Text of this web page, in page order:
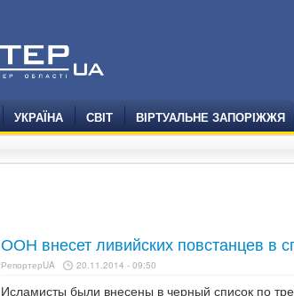
УКРАЇНА СВІТ ВІРТУАЛЬНЕ ЗАПОРІЖЖЯ
ООН внесет ливийских повстанцев в
РепортерUA 20.11.2014 - 09:50
Исламисты были внесены в черный список по